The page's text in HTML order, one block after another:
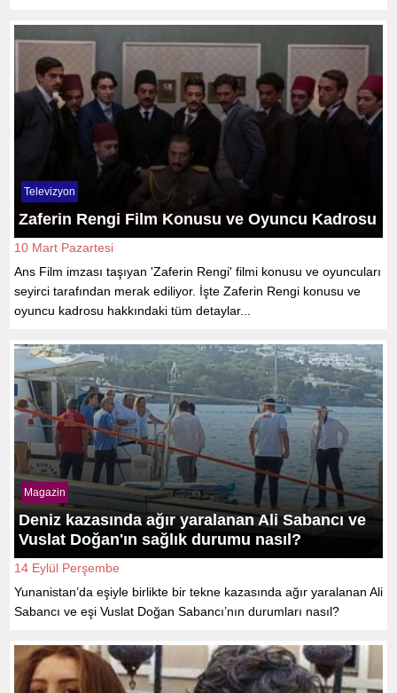
Televizyon
Zaferin Rengi Film Konusu ve Oyuncu Kadrosu
10 Mart Pazartesi
Ans Film imzası taşıyan 'Zaferin Rengi' filmi konusu ve oyuncuları
seyirci tarafından merak ediliyor. İşte Zaferin Rengi konusu ve
oyuncu kadrosu hakkındaki tüm detaylar...
Magazin
Deniz kazasında ağır yaralanan Ali Sabancı ve
Vuslat Doğan'ın sağlık durumu nasıl?
14 Eylül Perşembe
Yunanistan’da eşiyle birlikte bir tekne kazasında ağır yaralanan Ali
Sabancı ve eşi Vuslat Doğan Sabancı’nın durumları nasıl?